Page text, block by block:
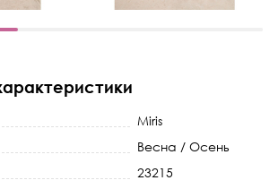
Miris
Весна / Осень
23215